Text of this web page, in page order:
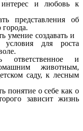
интерес и любовь к
представления об
города.
умение создавать и
условия для роста
ответственное и
животным,
саду, к лесным
понятие о себе как о
зависит жизнь